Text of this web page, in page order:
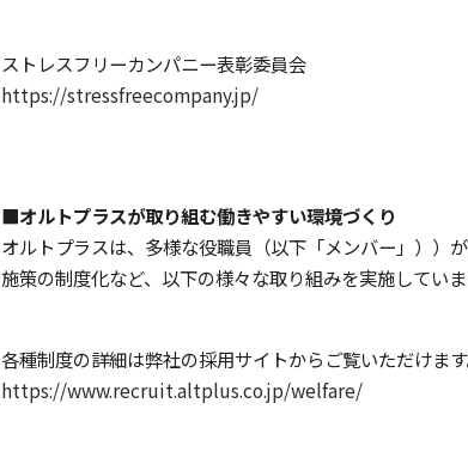
ストレスフリーカンパニー表彰委員会
https://stressfreecompany.jp/
■オルトプラスが取り組む働きやすい環境づくり
オルトプラスは、多様な役職員（以下「メンバー」））
施策の制度化など、以下の様々な取り組みを実施していま
各種制度の詳細は弊社の採用サイトからご覧いただけます
https://www.recruit.altplus.co.jp/welfare/